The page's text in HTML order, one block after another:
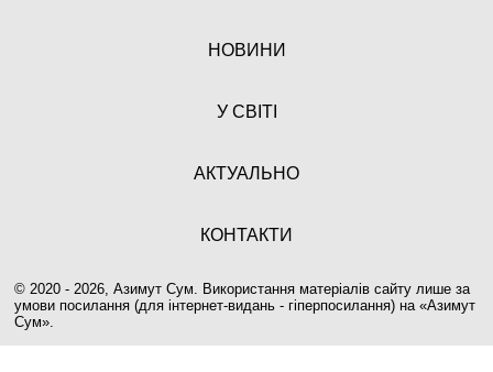
НОВИНИ
У СВІТІ
АКТУАЛЬНО
КОНТАКТИ
© 2020 - 2026, Азимут Сум. Використання матеріалів сайту лише за
умови посилання (для інтернет-видань - гіперпосилання) на «Азимут
Сум».